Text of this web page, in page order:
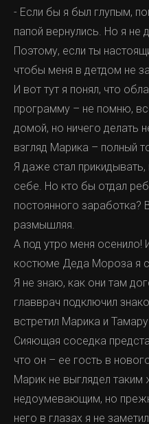
- Если бы я был глупым,
папой вернулись. Но я не
Поэтому, если ты
чтобы меня в детдом не
И вот тут я понял, что
программу – не помню,
домой, но ничего делать
взгляд Марика – полный
Я даже стал
себе. Но кто бы отдал
постоянного
размышляя.
А под утро меня
костюме Деда Мороза я
Я не знаю, как они там
главврач подключил
встретил Марика и
Сияющая соседка
что он – ее гость в
Марик не выглядел
недоумевающим, но
него в глазах я не